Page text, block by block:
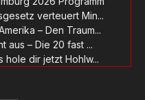
verteuert Min...
– Den Traum...
aus – Die 20 fast ...
hole dir jetzt Hohlw...